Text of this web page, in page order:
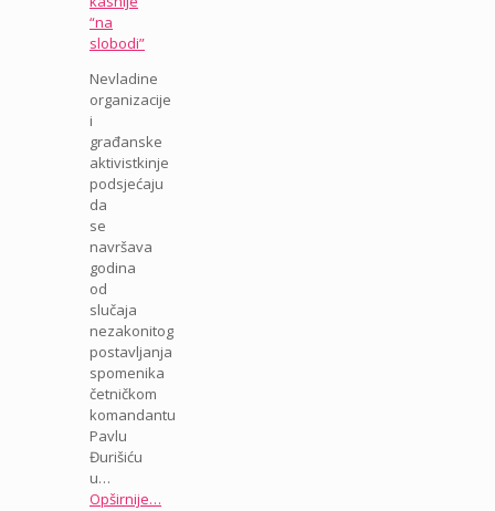
“na
slobodi”
Nevladine
organizacije
i
građanske
aktivistkinje
podsjećaju
da
se
navršava
godina
od
slučaja
nezakonitog
postavljanja
spomenika
četničkom
komandantu
Pavlu
Đurišiću
u…
Opširnije…